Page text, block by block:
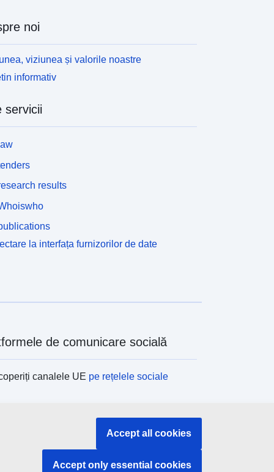
noi
viziunea și valorile noastre
informativ
servicii
results
la interfața furnizorilor de date
de comunicare socială
canalele UE pe rețelele sociale
și organismele UE
Accept all cookies
Accept only essential cookies